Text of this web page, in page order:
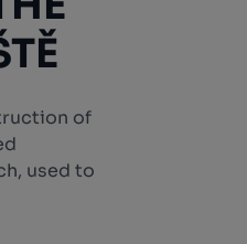
of
used to